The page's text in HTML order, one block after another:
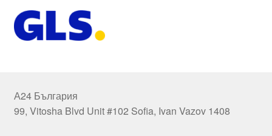
А24 България
99, Vitosha Blvd Unit #102 Sofia, Ivan Vazov 1408